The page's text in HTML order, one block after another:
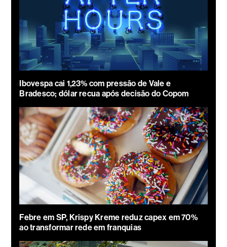
Ibovespa cai 1,23% com pressão de Vale e
Bradesco; dólar recua após decisão do Copom
Febre em SP, Krispy Kreme reduz capex em 70%
ao transformar rede em franquias